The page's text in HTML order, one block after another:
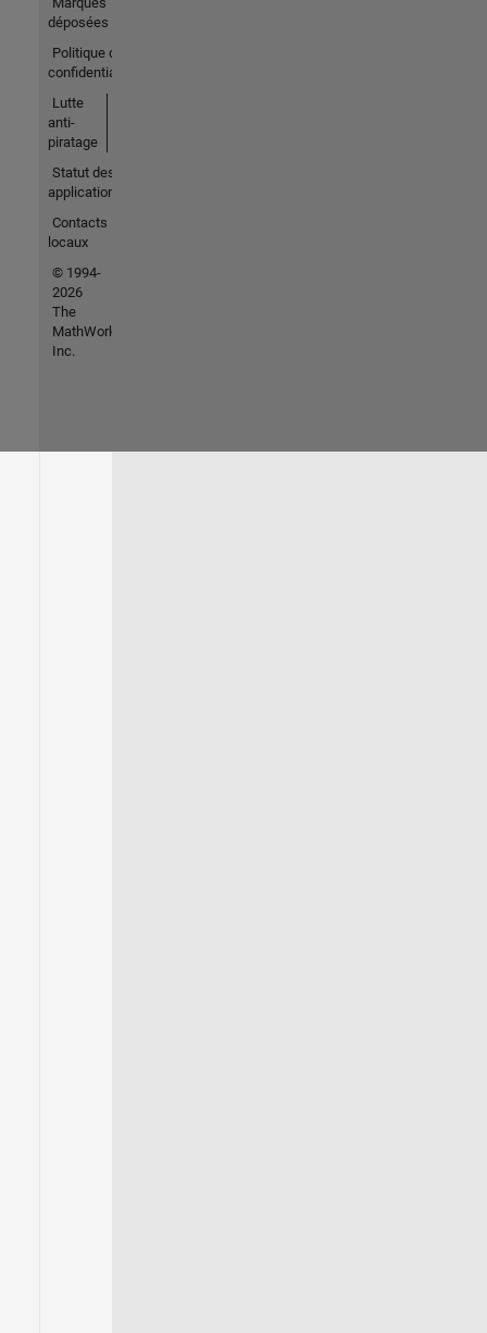
déposées
Politique de
confidentialité
Lutte
anti-
piratage
Statut des
applications
Contacts
locaux
© 1994-
2026
The
MathWorks,
Inc.